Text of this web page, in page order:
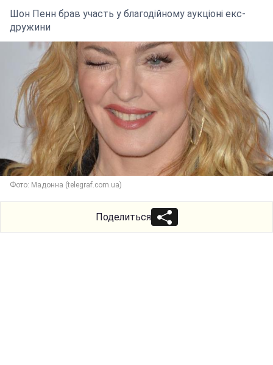
Шон Пенн брав участь у благодійному аукціоні екс-
дружини
Фото: Мадонна (telegraf.com.ua)
Поделиться